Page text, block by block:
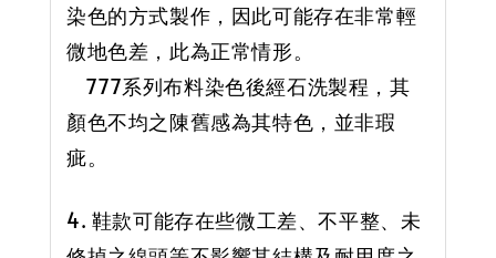
染色的方式製作，因此可能存在非常輕
微地色差，此為正常情形。
777系列布料染色後經石洗製程，其
顏色不均之陳舊感為其特色，並非瑕
疵。
4. 鞋款可能存在些微工差、不平整、未